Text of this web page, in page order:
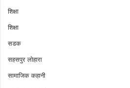
शिक्षा
शिक्षा
सडक
सहसपुर लोहारा
सामाजिक कहानी